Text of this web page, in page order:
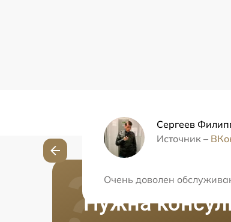
Сергеев
Источник –
Очень доволен
Нужна